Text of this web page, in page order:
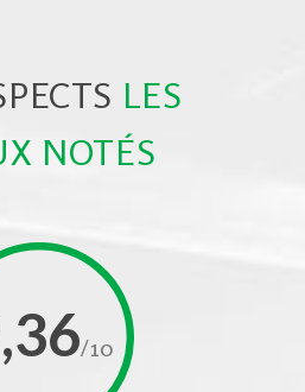
LES
NOTÉS
/10